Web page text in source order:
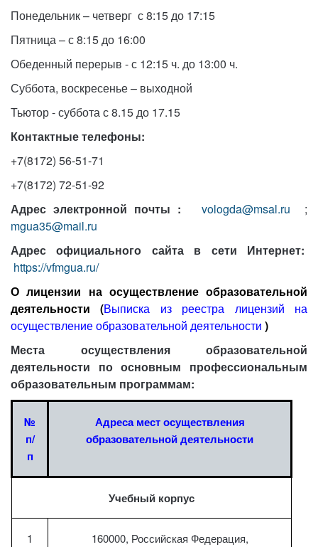
Понедельник – четверг с 8:15 до 17:15
Пятница – с 8:15 до 16:00
Обеденный перерыв - с 12:15 ч. до 13:00 ч.
Суббота, воскресенье – выходной
Тьютор - суббота с 8.15 до 17.15
Контактные телефоны:
+7(8172) 56-51-71
+7(8172) 72-51-92
Адрес электронной почты :
vologda@msal.ru
;
mgua35@mail.ru
Адрес официального сайта в сети Интернет:
https://vfmgua.ru/
О лицензии на осуществление образовательной
деятельности (Выписка из реестра лицензий на
осуществление образовательной деятельности )
Места осуществления образовательной
деятельности по основным профессиональным
образовательным программам:
№
п/
п
Адреса мест осуществления
образовательной деятельности
Учебный корпус
1
160000, Российская Федерация,